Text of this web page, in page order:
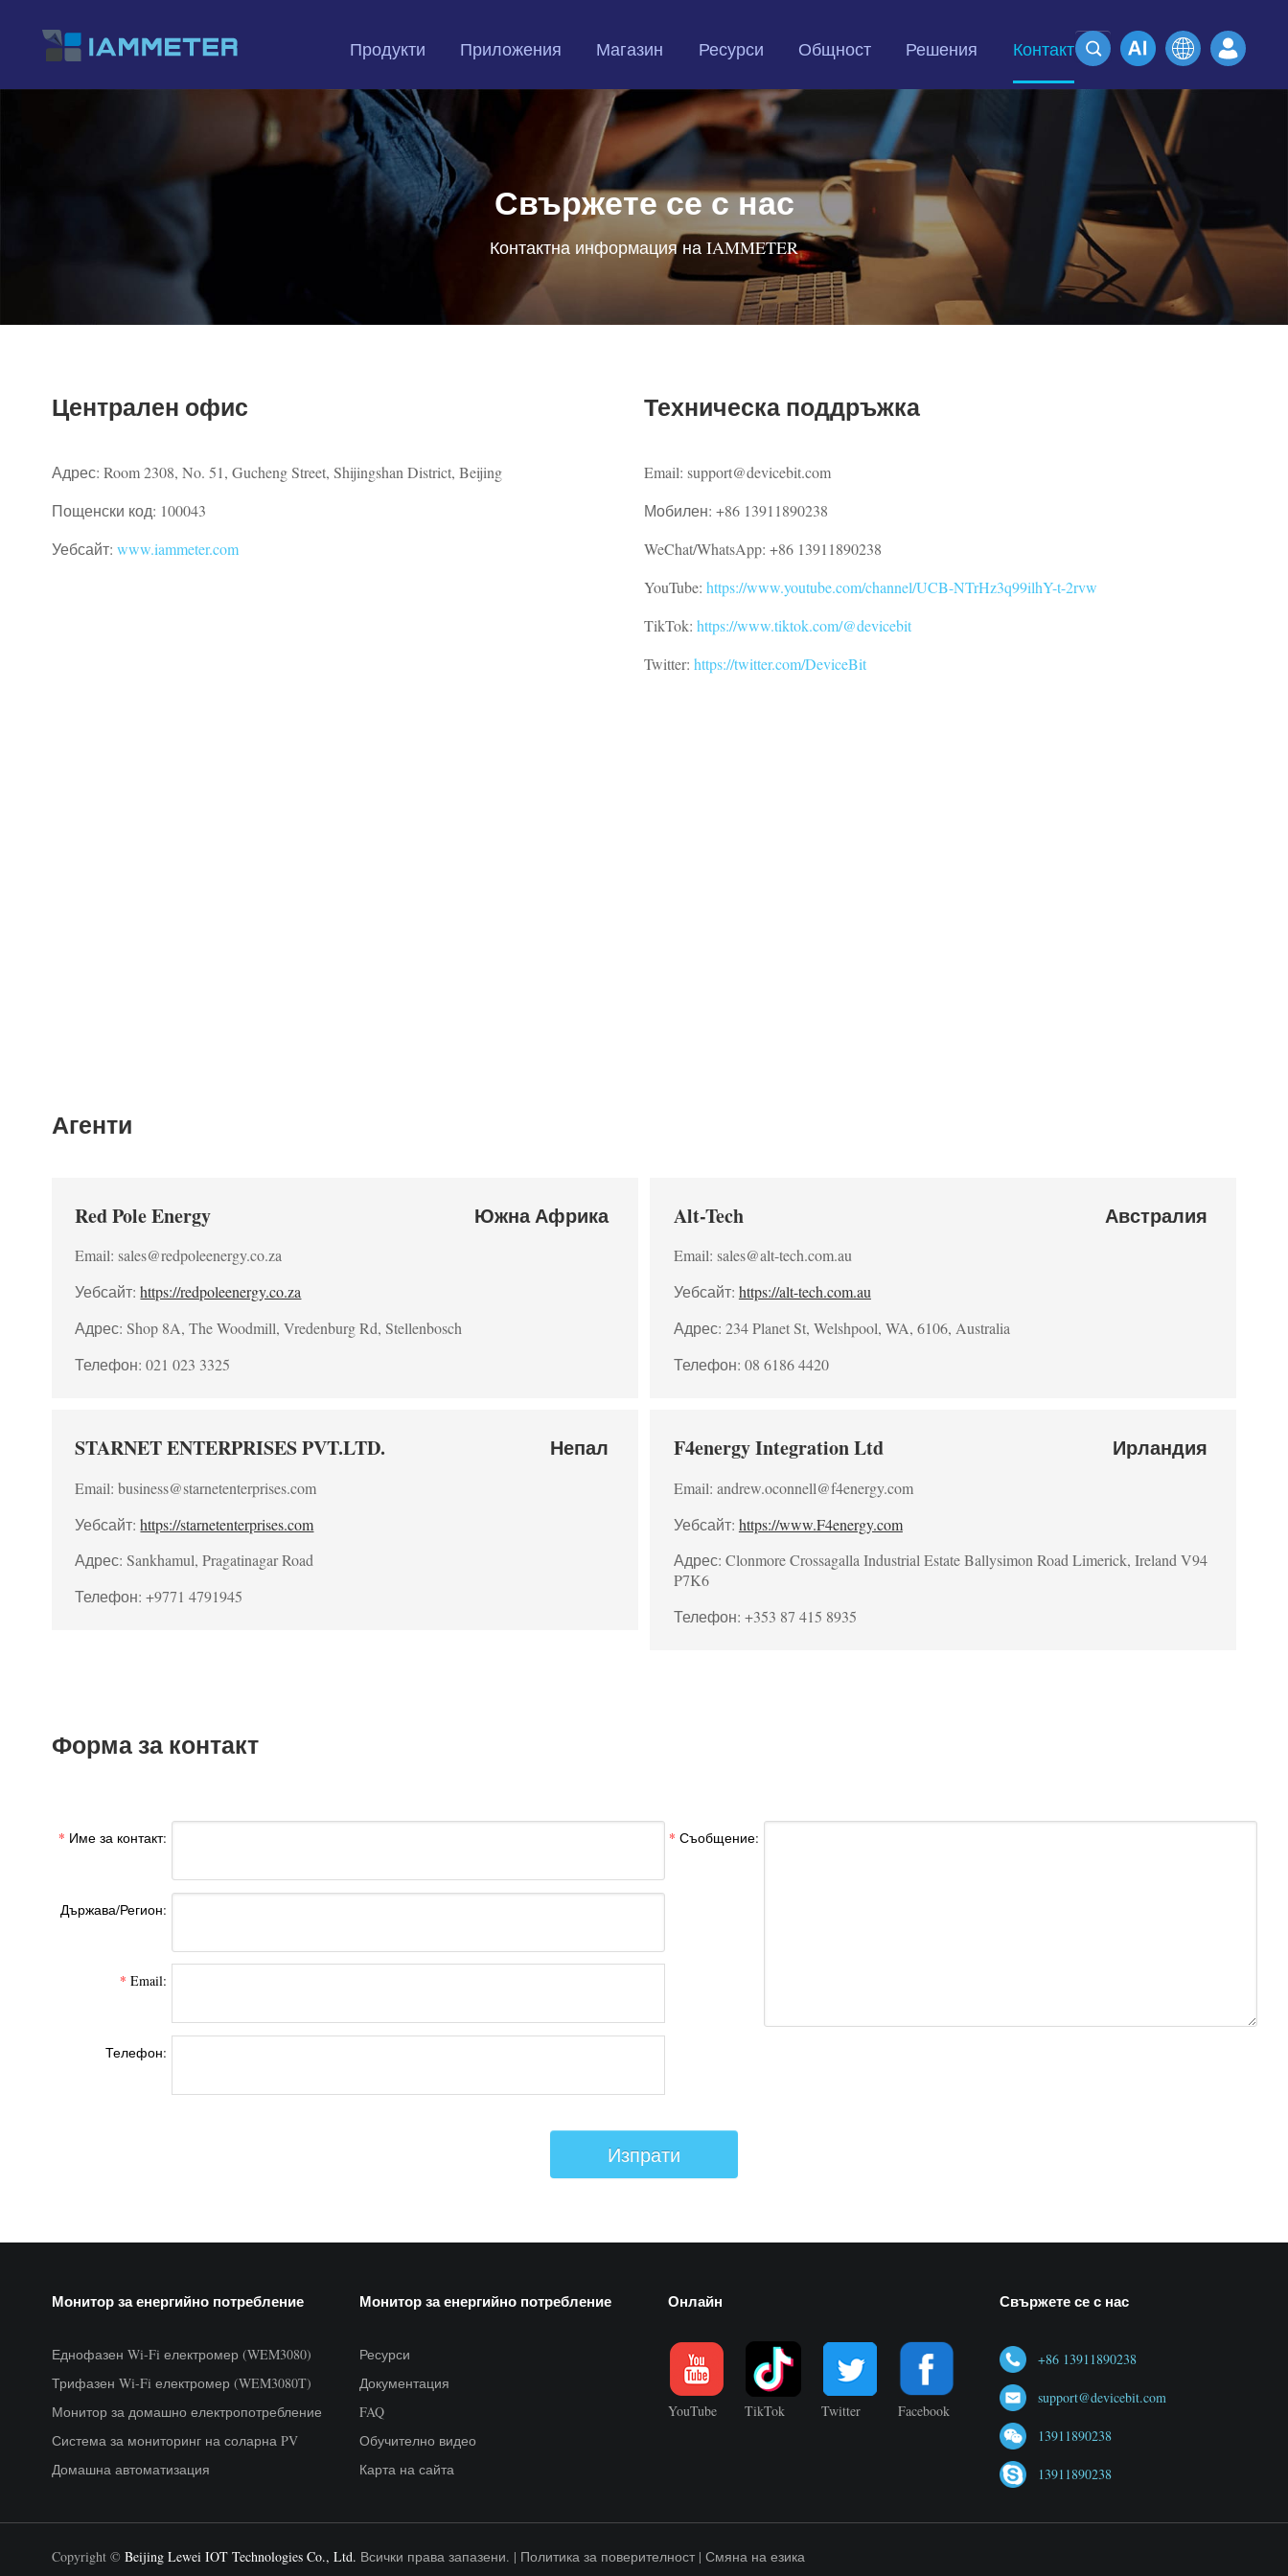
Продукти Приложения Магазин Ресурси Общност Решения Контакт
Свържете се с нас
Контактна информация на IAMMETER
Централен офис
Адрес: Room 2308, No. 51, Gucheng Street, Shijingshan District, Beijing
Пощенски код: 100043
Уебсайт: www.iammeter.com
Техническа поддръжка
Email: support@devicebit.com
Мобилен: +86 13911890238
WeChat/WhatsApp: +86 13911890238
YouTube: https://www.youtube.com/channel/UCB-NTrHz3q99ilhY-t-2rvw
TikTok: https://www.tiktok.com/@devicebit
Twitter: https://twitter.com/DeviceBit
Агенти
Red Pole Energy Южна Африка
Email: sales@redpoleenergy.co.za
Уебсайт:https://redpoleenergy.co.za
Адрес: Shop 8A, The Woodmill, Vredenburg Rd, Stellenbosch
Телефон: 021 023 3325
Alt-Tech Австралия
Email: sales@alt-tech.com.au
Уебсайт: https://alt-tech.com.au
Адрес: 234 Planet St, Welshpool, WA, 6106, Australia
Телефон: 08 6186 4420
STARNET ENTERPRISES PVT.LTD. Непал
Email: business@starnetenterprises.com
Уебсайт:https://starnetenterprises.com
Адрес: Sankhamul, Pragatinagar Road
Телефон: +9771 4791945
F4energy Integration Ltd Ирландия
Email: andrew.oconnell@f4energy.com
Уебсайт: https://www.F4energy.com
Адрес: Clonmore Crossagalla Industrial Estate Ballysimon Road Limerick, Ireland V94
P7K6
Телефон: +353 87 415 8935
Форма за контакт
* Име за контакт:
Държава/Регион:
* Email:
Телефон:
* Съобщение:
Изпрати
Монитор за енергийно потребление
Еднофазен Wi-Fi електромер (WEM3080)
Трифазен Wi-Fi електромер (WEM3080T)
Монитор за домашно електропотребление
Система за мониторинг на соларна PV
Домашна автоматизация
Монитор за енергийно потребление
Ресурси
Документация
FAQ
Обучително видео
Карта на сайта
Онлайн
YouTube TikTok Twitter Facebook
Свържете се с нас
+86 13911890238
support@devicebit.com
13911890238
13911890238
Copyright © Beijing Lewei IOT Technologies Co., Ltd. Всички права запазени. | Политика за поверителност| Смяна на езика